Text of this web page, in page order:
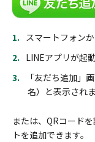
スマートフォン
LINEアプリが起動
「友だち追加」
名）と表示され
または、QRコード
トを追加できます。